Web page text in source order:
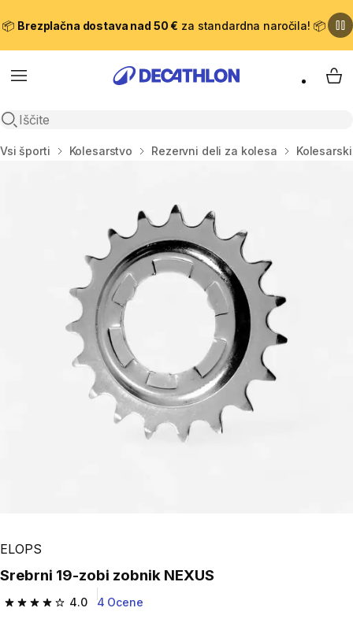
📦 Brezplačna dostava nad 50 € za standardna naročila! 📦
Meni
Odpri iskanje
Domov
Vsi športi Kolesarstvo Rezervni deli za kolesa
ELOPS
Srebrni 19-zobi zobnik NEXUS
4.0
4.0 od 5 zvezdic from 4 ocene
4 Ocene